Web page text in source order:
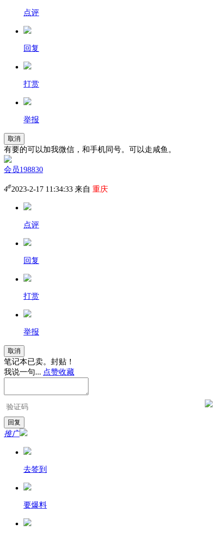
点评
回复
打赏
举报
取消
有要的可以加我微信，和手机同号。可以走咸鱼。
会员198830
4#2023-2-17 11:34:33 来自 重庆
点评
回复
打赏
举报
取消
笔记本已卖。封贴！
我说一句... 点赞收藏
推广
去签到
要爆料